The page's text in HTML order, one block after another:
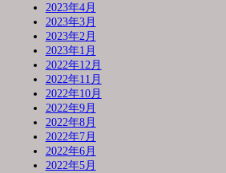
2023年4月
2023年3月
2023年2月
2023年1月
2022年12月
2022年11月
2022年10月
2022年9月
2022年8月
2022年7月
2022年6月
2022年5月